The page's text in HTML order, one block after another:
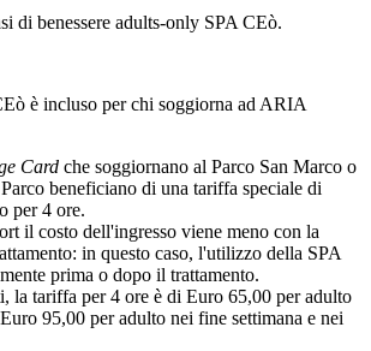
di benessere adults-only SPA CEò.
è incluso per chi soggiorna ad ARIA
Card che soggiornano al Parco San Marco o
beneficiano di una tariffa speciale di
per 4 ore.
il costo dell'ingresso viene meno con la
in questo caso, l'utilizzo della SPA
prima o dopo il trattamento.
la tariffa per 4 ore è di Euro 65,00 per adulto
95,00 per adulto nei fine settimana e nei